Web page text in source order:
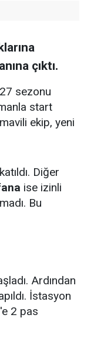
çıktı.
sezonu
start
ekip, yeni
Diğer
ise izinli
Bu
Ardından
İstasyon
2 pas